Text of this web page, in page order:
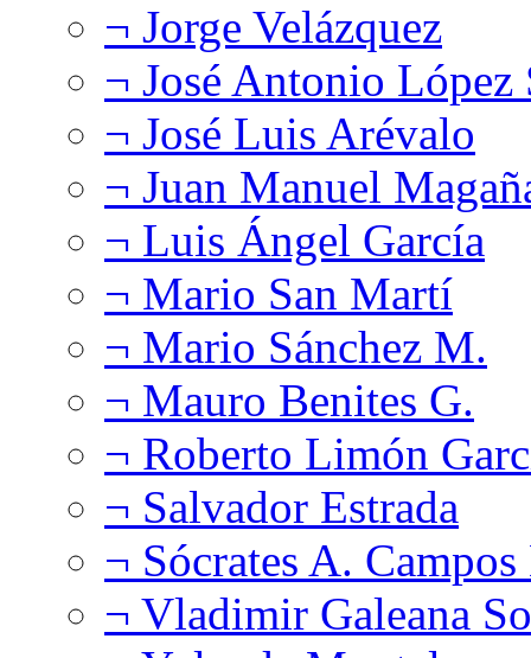
¬ Jorge Velázquez
¬ José Antonio López
¬ José Luis Arévalo
¬ Juan Manuel
¬ Luis Ángel García
¬ Mario San Martí
¬ Mario Sánchez M.
¬ Mauro Benites G.
¬ Roberto Limón
¬ Salvador Estrada
¬ Sócrates A.
¬ Vladimir Galeana